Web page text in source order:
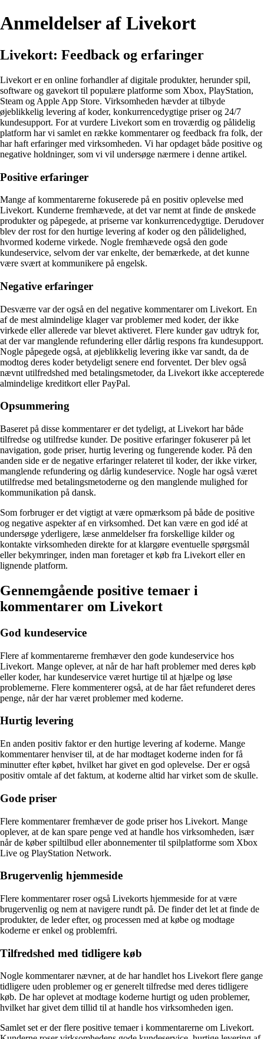
Anmeldelser af Livekort
Livekort: Feedback og erfaringer
Livekort er en online forhandler af digitale produkter, herunder spil,
software og gavekort til populære platforme som Xbox, PlayStation,
Steam og Apple App Store. Virksomheden hævder at tilbyde
øjeblikkelig levering af koder, konkurrencedygtige priser og 24/7
kundesupport. For at vurdere Livekort som en troværdig og pålidelig
platform har vi samlet en række kommentarer og feedback fra folk, der
har haft erfaringer med virksomheden. Vi har opdaget både positive og
negative holdninger, som vi vil undersøge nærmere i denne artikel.
Positive erfaringer
Mange af kommentarerne fokuserede på en positiv oplevelse med
Livekort. Kunderne fremhævede, at det var nemt at finde de ønskede
produkter og påpegede, at priserne var konkurrencedygtige. Derudover
blev der rost for den hurtige levering af koder og den pålidelighed,
hvormed koderne virkede. Nogle fremhævede også den gode
kundeservice, selvom der var enkelte, der bemærkede, at det kunne
være svært at kommunikere på engelsk.
Negative erfaringer
Desværre var der også en del negative kommentarer om Livekort. En
af de mest almindelige klager var problemer med koder, der ikke
virkede eller allerede var blevet aktiveret. Flere kunder gav udtryk for,
at der var manglende refundering eller dårlig respons fra kundesupport.
Nogle påpegede også, at øjeblikkelig levering ikke var sandt, da de
modtog deres koder betydeligt senere end forventet. Der blev også
nævnt utilfredshed med betalingsmetoder, da Livekort ikke accepterede
almindelige kreditkort eller PayPal.
Opsummering
Baseret på disse kommentarer er det tydeligt, at Livekort har både
tilfredse og utilfredse kunder. De positive erfaringer fokuserer på let
navigation, gode priser, hurtig levering og fungerende koder. På den
anden side er de negative erfaringer relateret til koder, der ikke virker,
manglende refundering og dårlig kundeservice. Nogle har også været
utilfredse med betalingsmetoderne og den manglende mulighed for
kommunikation på dansk.
Som forbruger er det vigtigt at være opmærksom på både de positive
og negative aspekter af en virksomhed. Det kan være en god idé at
undersøge yderligere, læse anmeldelser fra forskellige kilder og
kontakte virksomheden direkte for at klargøre eventuelle spørgsmål
eller bekymringer, inden man foretager et køb fra Livekort eller en
lignende platform.
Gennemgående positive temaer i
kommentarer om Livekort
God kundeservice
Flere af kommentarerne fremhæver den gode kundeservice hos
Livekort. Mange oplever, at når de har haft problemer med deres køb
eller koder, har kundeservice været hurtige til at hjælpe og løse
problemerne. Flere kommenterer også, at de har fået refunderet deres
penge, når der har været problemer med koderne.
Hurtig levering
En anden positiv faktor er den hurtige levering af koderne. Mange
kommentarer henviser til, at de har modtaget koderne inden for få
minutter efter købet, hvilket har givet en god oplevelse. Der er også
positiv omtale af det faktum, at koderne altid har virket som de skulle.
Gode priser
Flere kommentarer fremhæver de gode priser hos Livekort. Mange
oplever, at de kan spare penge ved at handle hos virksomheden, især
når de køber spiltilbud eller abonnementer til spilplatforme som Xbox
Live og PlayStation Network.
Brugervenlig hjemmeside
Flere kommentarer roser også Livekorts hjemmeside for at være
brugervenlig og nem at navigere rundt på. De finder det let at finde de
produkter, de leder efter, og processen med at købe og modtage
koderne er enkel og problemfri.
Tilfredshed med tidligere køb
Nogle kommentarer nævner, at de har handlet hos Livekort flere gange
tidligere uden problemer og er generelt tilfredse med deres tidligere
køb. De har oplevet at modtage koderne hurtigt og uden problemer,
hvilket har givet dem tillid til at handle hos virksomheden igen.
Samlet set er der flere positive temaer i kommentarerne om Livekort.